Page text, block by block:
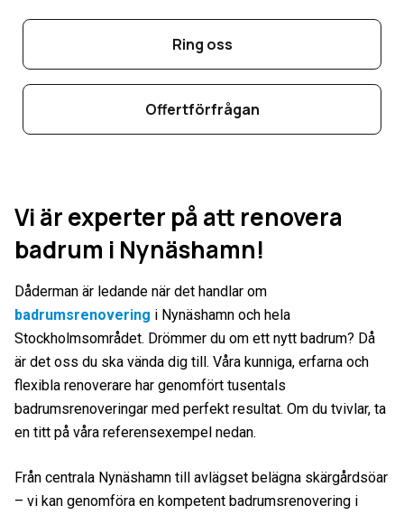
Ring oss
Offertförfrågan
Vi är experter på att renovera
badrum i Nynäshamn!
Dåderman är ledande när det handlar om
badrumsrenovering i Nynäshamn och hela
Stockholmsområdet. Drömmer du om ett nytt badrum? Då
är det oss du ska vända dig till. Våra kunniga, erfarna och
flexibla renoverare har genomfört tusentals
badrumsrenoveringar med perfekt resultat. Om du tvivlar, ta
en titt på våra referensexempel nedan.
Från centrala Nynäshamn till avlägset belägna skärgårdsöar
– vi kan genomföra en kompetent badrumsrenovering i